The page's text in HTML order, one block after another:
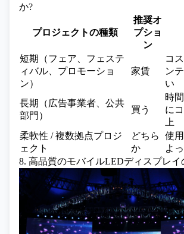
か?
プロジェクトの種類
推奨オ
プショ
ン
短期（フェア、フェステ
ィバル、プロモーショ
ン）
家賃
コ
ン
い
長期（広告事業者、公共
部門）
買う
時
に
上
柔軟性 / 複数拠点プロジ
ェクト
どちら
か
使
よ
8. 高品質のモバイルLEDディスプレイ